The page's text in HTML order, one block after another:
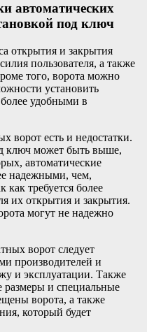
автоматических
под ключ
открытия и закрытия
пользователя, а также
того, ворота можно
установить
удобными в
ворот есть и недостатки.
ключ может быть выше,
автоматические
надежными, чем,
требуется более
их открытия и закрытия.
могут не надежно
ворот следует
производителей и
и эксплуатации. Также
размеры и специальные
ворота, а также
который будет